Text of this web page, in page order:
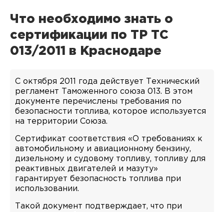
Что необходимо знать о
сертификации по ТР ТС
013/2011 в Краснодаре
С октября 2011 года действует Технический
регламент Таможенного союза 013. В этом
документе перечислены требования по
безопасности топлива, которое используется
на территории Союза.
Сертификат соответствия «О требованиях к
автомобильному и авиационному бензину,
дизельному и судовому топливу, топливу для
реактивных двигателей и мазуту»
гарантирует безопасность топлива при
использовании.
Такой документ подтверждает, что при